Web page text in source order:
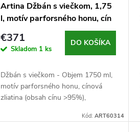
Artina Džbán s viečkom, 1,75
l, motív parforsného honu, cín
€371
Skladom 1 ks
DO KOŠÍKA
Džbán s viečkom - Objem 1750 ml,
motív parforsného honu, cínová
zliatina (obsah cínu >95%),
Kód: ART60314